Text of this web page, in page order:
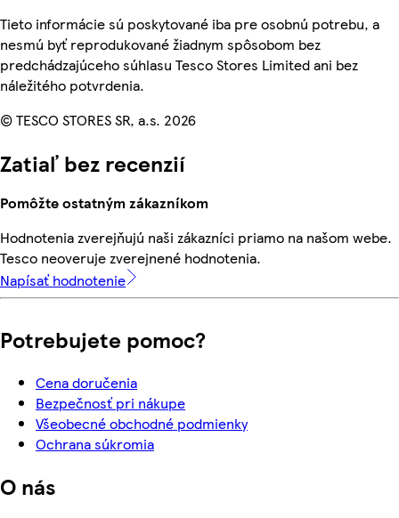
Tieto informácie sú poskytované iba pre osobnú potrebu, a
nesmú byť reprodukované žiadnym spôsobom bez
predchádzajúceho súhlasu Tesco Stores Limited ani bez
náležitého potvrdenia.
© TESCO STORES SR, a.s. 2026
Zatiaľ bez recenzií
Pomôžte ostatným zákazníkom
Hodnotenia zverejňujú naši zákazníci priamo na našom webe.
Tesco neoveruje zverejnené hodnotenia.
Napísať hodnotenie
Potrebujete pomoc?
Cena doručenia
Bezpečnosť pri nákupe
Všeobecné obchodné podmienky
Ochrana súkromia
O nás